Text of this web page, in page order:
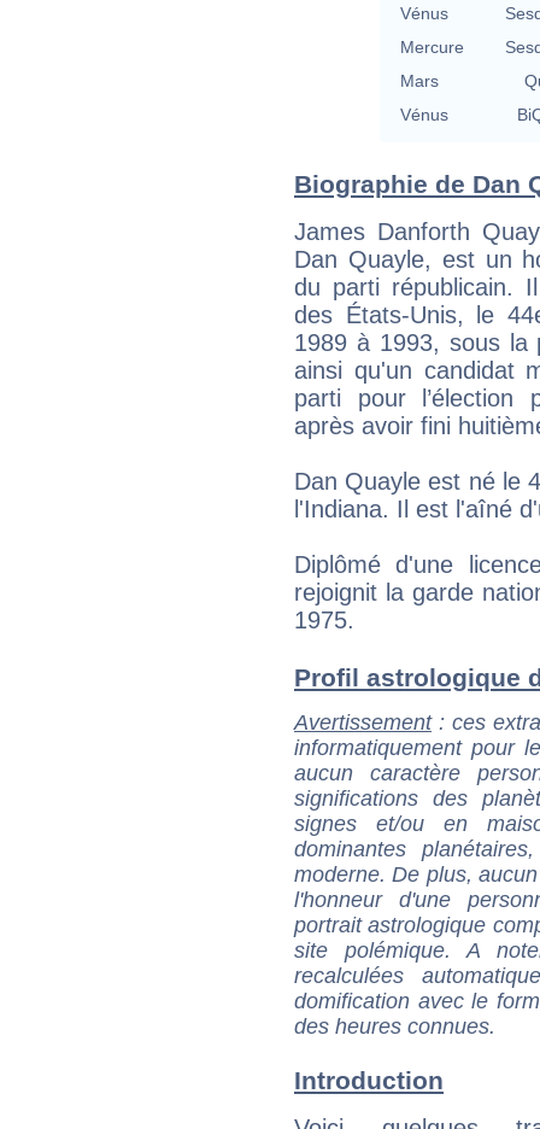
Vénus
Mercure
Mars
Vénus
Biographie de Dan
James Danforth
Dan Quayle, est un
du parti républicain.
des États-Unis, le
1989 à 1993, sous la
ainsi qu'un candidat
parti pour l’élection
après avoir fini
Dan Quayle est né le
l'Indiana. Il est l'aîné
Diplômé d'une
rejoignit la garde
1975.
Profil astrologique
Avertissement: ces
informatiquement pour
aucun caractère
significations des
signes et/ou en
dominantes
moderne. De plus,
l'honneur d'une
portrait astrologique
site polémique. A
recalculées
domification avec le
des heures connues.
Introduction